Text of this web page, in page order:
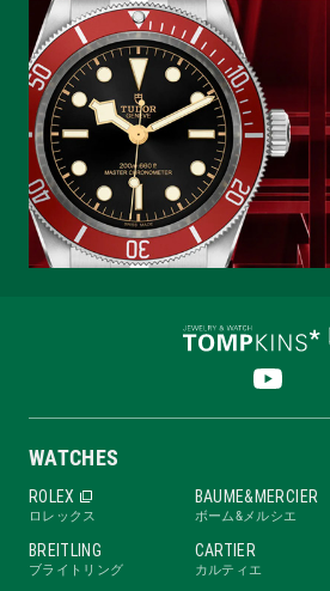
WATCHES
ROLEX
ロレックス
BAUME&MERCIER
ボーム&メルシエ
BREITLING
ブライトリング
CARTIER
カルティエ